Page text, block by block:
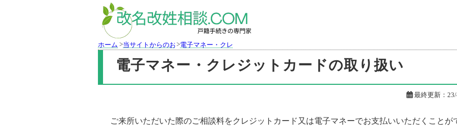
ホーム >当サイトからのお知らせ
>電子マネー・クレジットカードの取り扱い
電子マネー・クレジットカードの取り扱い
最終更新： 23/
ご来所いただいた際のご相談料をクレジットカード又は電子マネーでお支払いいただくことが